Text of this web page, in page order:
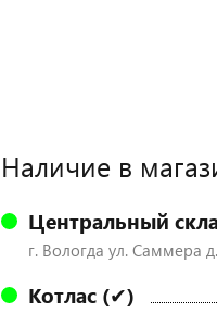
Наличие в
Центральный
г. Вологда ул. Саммера
Котлас (✔)